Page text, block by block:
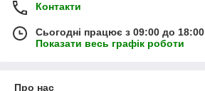
Контакти
Сьогодні працює з 09:00 до 18:00
Показати весь графік роботи
Про нас